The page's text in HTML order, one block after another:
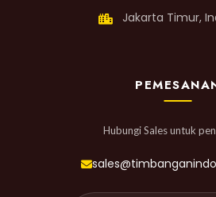
Jakarta Timur,
Hubungi Sales untuk